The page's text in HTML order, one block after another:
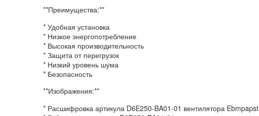
**Преимущества:**
* Удобная установка
* Низкое энергопотребление
* Высокая производительность
* Защита от перегрузок
* Низкий уровень шума
* Безопасность
**Изображения:**
* Расшифровка артикула D6E250-BA01-01 вентилятора Ebmpapst